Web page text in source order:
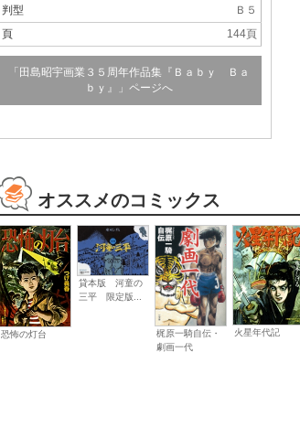
判型
Ｂ５
頁
144頁
「田島昭宇画業３５周年作品集『Ｂａｂｙ Ｂａ
ｂｙ』」ページへ
オススメのコミックス
恐怖の灯台
貸本版 河童の
三平 限定版...
梶原一騎自伝・
劇画一代
火星年代記